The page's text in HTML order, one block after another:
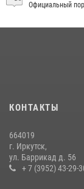
Официальный
КОНТАКТЫ
664019
г. Иркутск,
ул. Баррикад д. 56
+ 7 (3952) 43-29-